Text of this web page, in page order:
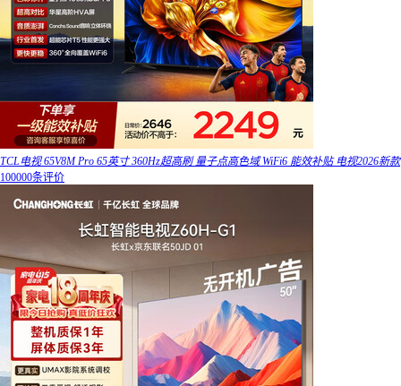
TCL电视 65V8M Pro 65英寸 360Hz超高刷 量子点高色域 WiFi6 能效补贴 电视2026新款
100000条评价